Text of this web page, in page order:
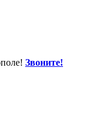
Звоните!